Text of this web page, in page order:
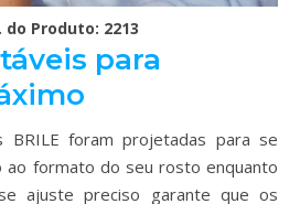
do Produto: 2213
para
BRILE foram projetadas para se
ao formato do seu rosto enquanto
ajuste preciso garante que os